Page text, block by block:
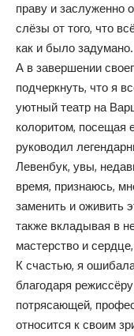
праву и заслуженно
слёзы от того, что
как и было задумано.
А в завершении
подчеркнуть, что я
уютный театр на
колоритом, посещая
руководил
Левенбук, увы,
время, признаюсь,
заменить и оживить
также вкладывая в
мастерство и
К счастью, я
благодаря
потрясающей,
относится к своим